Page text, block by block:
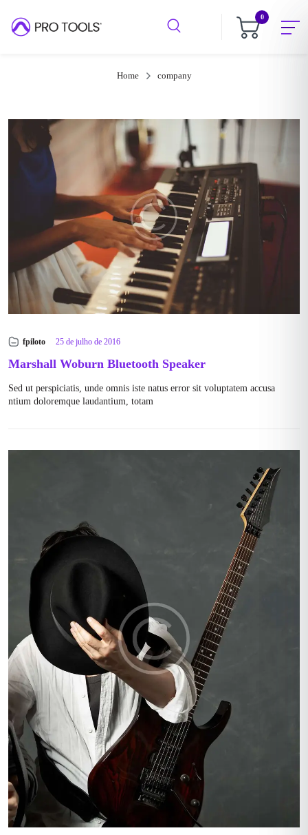
0
Home company
fpiloto 25 de julho de 2016
Marshall Woburn Bluetooth Speaker
Sed ut perspiciatis, unde omnis iste natus error sit voluptatem accusa
ntium doloremque laudantium, totam